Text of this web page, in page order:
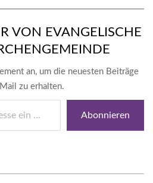
VON EVANGELISCHE
an, um die neuesten Beiträge
zu erhalten.
Abonnieren